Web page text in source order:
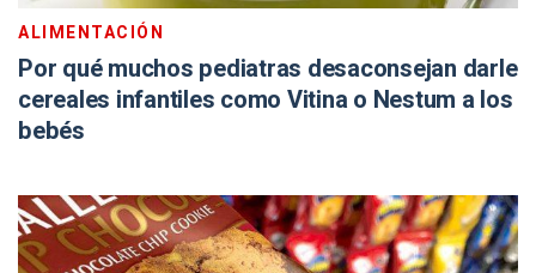
ALIMENTACIÓN
Por qué muchos pediatras desaconsejan darle
cereales infantiles como Vitina o Nestum a los
bebés